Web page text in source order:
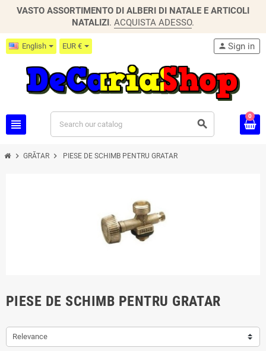
VASTO ASSORTIMENTO DI ALBERI DI NATALE E ARTICOLI
NATALIZI. ACQUISTA ADESSO.
English EUR €
view_headline search
person Sign in
0
chevron_right GRĂTAR chevron_right PIESE DE SCHIMB PENTRU GRATAR
PIESE DE SCHIMB PENTRU GRATAR
Relevance